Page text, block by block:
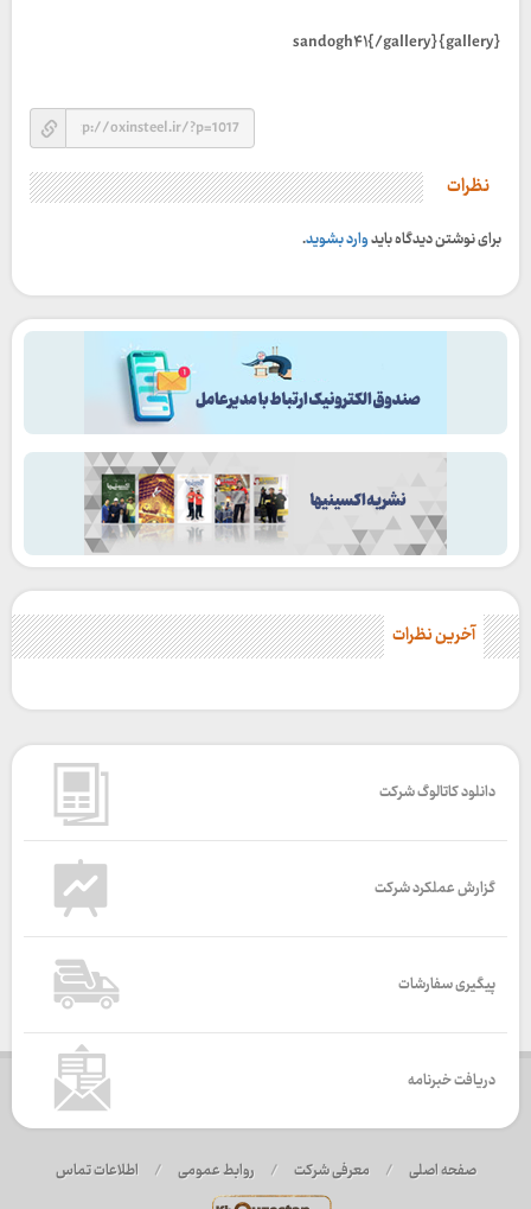
{gallery}sandogh۴۱{/gallery}
نظرات
برای نوشتن دیدگاه بایدوارد بشوید.
آخرین نظرات
دانلود کاتالوگ شرکت
گزارش عملکرد شرکت
پیگیری سفارشات
دریافت خبرنامه
صفحه اصلی / معرفی شرکت / روابط عمومی / اطلاعات تماس